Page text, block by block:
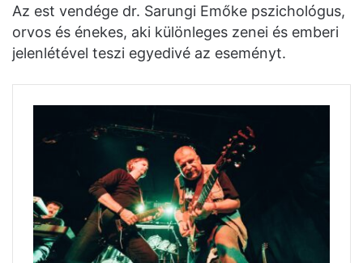
Az est vendége dr. Sarungi Emőke pszichológus,
orvos és énekes, aki különleges zenei és emberi
jelenlétével teszi egyedivé az eseményt.